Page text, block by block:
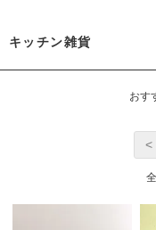
キッチン雑貨
おす
<
全